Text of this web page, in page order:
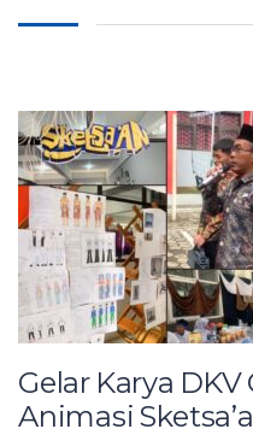
Gelar Karya DKV
Animasi